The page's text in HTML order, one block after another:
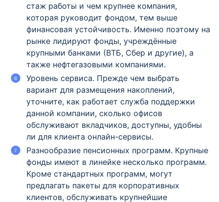
стаж работы и чем крупнее компания,
которая руководит фондом, тем выше
финансовая устойчивость. Именно поэтому на
рынке лидируют фонды, учреждённые
крупными банками (ВТБ, Сбер и другие), а
также нефтегазовыми компаниями.
Уровень сервиса. Прежде чем выбрать
вариант для размещения накоплений,
уточните, как работает служба поддержки
данной компании, сколько офисов
обслуживают вкладчиков, доступны, удобны
ли для клиента онлайн-сервисы.
Разнообразие пенсионных программ. Крупные
фонды имеют в линейке несколько программ.
Кроме стандартных программ, могут
предлагать пакеты для корпоративных
клиентов, обслуживать крупнейшие